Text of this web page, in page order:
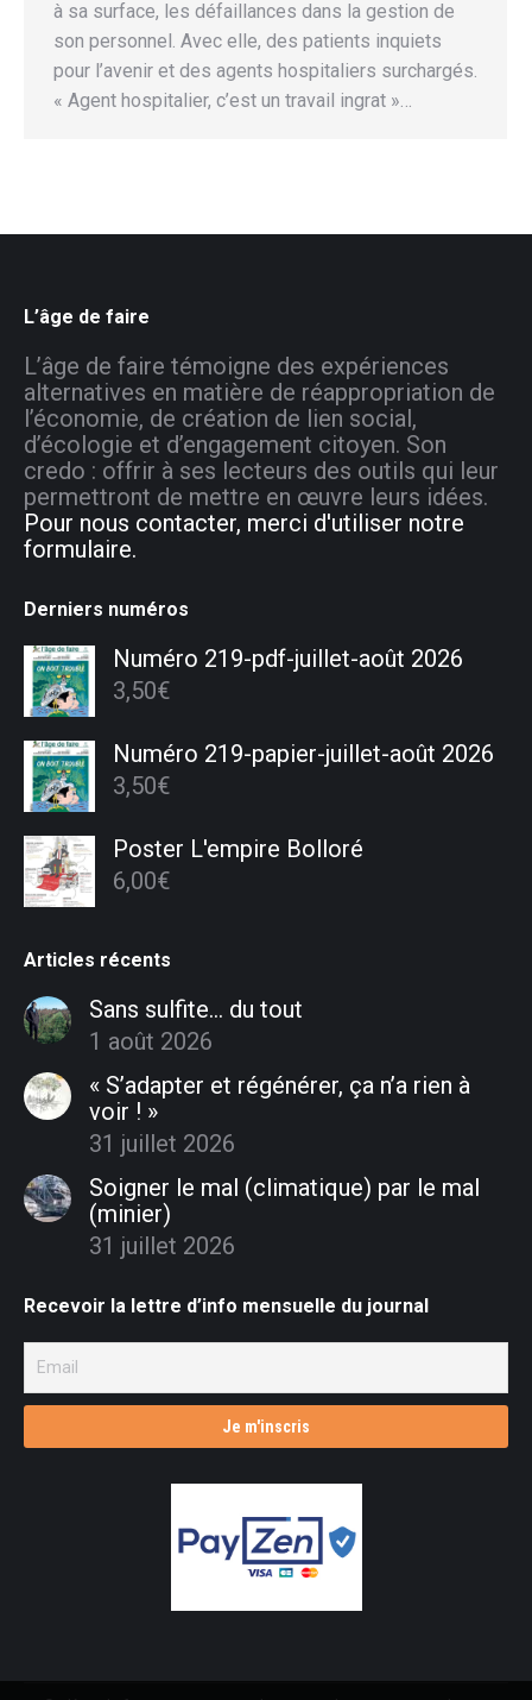
à sa surface, les défaillances dans la gestion de
son personnel. Avec elle, des patients inquiets
pour l’avenir et des agents hospitaliers surchargés.
« Agent hospitalier, c’est un travail ingrat »…
L’âge de faire
L’âge de faire témoigne des expériences
alternatives en matière de réappropriation de
l’économie, de création de lien social,
d’écologie et d’engagement citoyen. Son
credo : offrir à ses lecteurs des outils qui leur
permettront de mettre en œuvre leurs idées.
Pour nous contacter, merci d'utiliser notre
formulaire.
Derniers numéros
Numéro 219-pdf-juillet-août 2026
3,50€
Numéro 219-papier-juillet-août 2026
3,50€
Poster L'empire Bolloré
6,00€
Articles récents
Sans sulfite… du tout
1 août 2026
« S’adapter et régénérer, ça n’a rien à
voir ! »
31 juillet 2026
Soigner le mal (climatique) par le mal
(minier)
31 juillet 2026
Recevoir la lettre d’info mensuelle du journal